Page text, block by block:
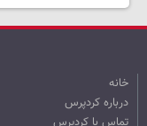
خانه
درباره کردپرس
تماس با کردپرس